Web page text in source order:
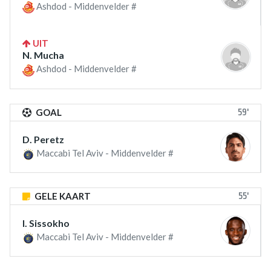
Ashdod - Middenvelder #
UIT
N. Mucha
Ashdod - Middenvelder #
GOAL 59'
D. Peretz
Maccabi Tel Aviv - Middenvelder #
GELE KAART 55'
I. Sissokho
Maccabi Tel Aviv - Middenvelder #